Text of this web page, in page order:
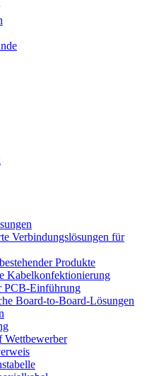
Verbindungslösungen für
Produkte
Kabelkonfektionierung
PCB-Einführung
Board-to-Board-Lösungen
Wettbewerber